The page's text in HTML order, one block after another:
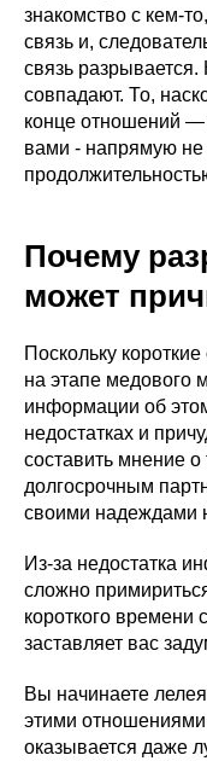
знакомство с кем-
связь и,
связь разрывается.
совпадают. То,
конце отношений —
вами - напрямую не
Почему
может
Поскольку
на этапе медового
информации об
недостатках и
составить мнение
долгосрочным
своими надеждами
Из-за недостатка
сложно
короткого времени
заставляет вас
Вы начинаете
этими
оказывается даже